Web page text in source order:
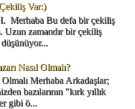
Var:)
Bu defa bir çekiliş
Uzun zamandır bir çekiliş
Nasıl Olmalı?
Merhaba Arkadaşlar;
bazılarının "kırk yıllık
gibi ö...